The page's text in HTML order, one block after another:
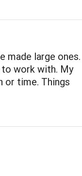
made large ones.
to work with. My
or time. Things